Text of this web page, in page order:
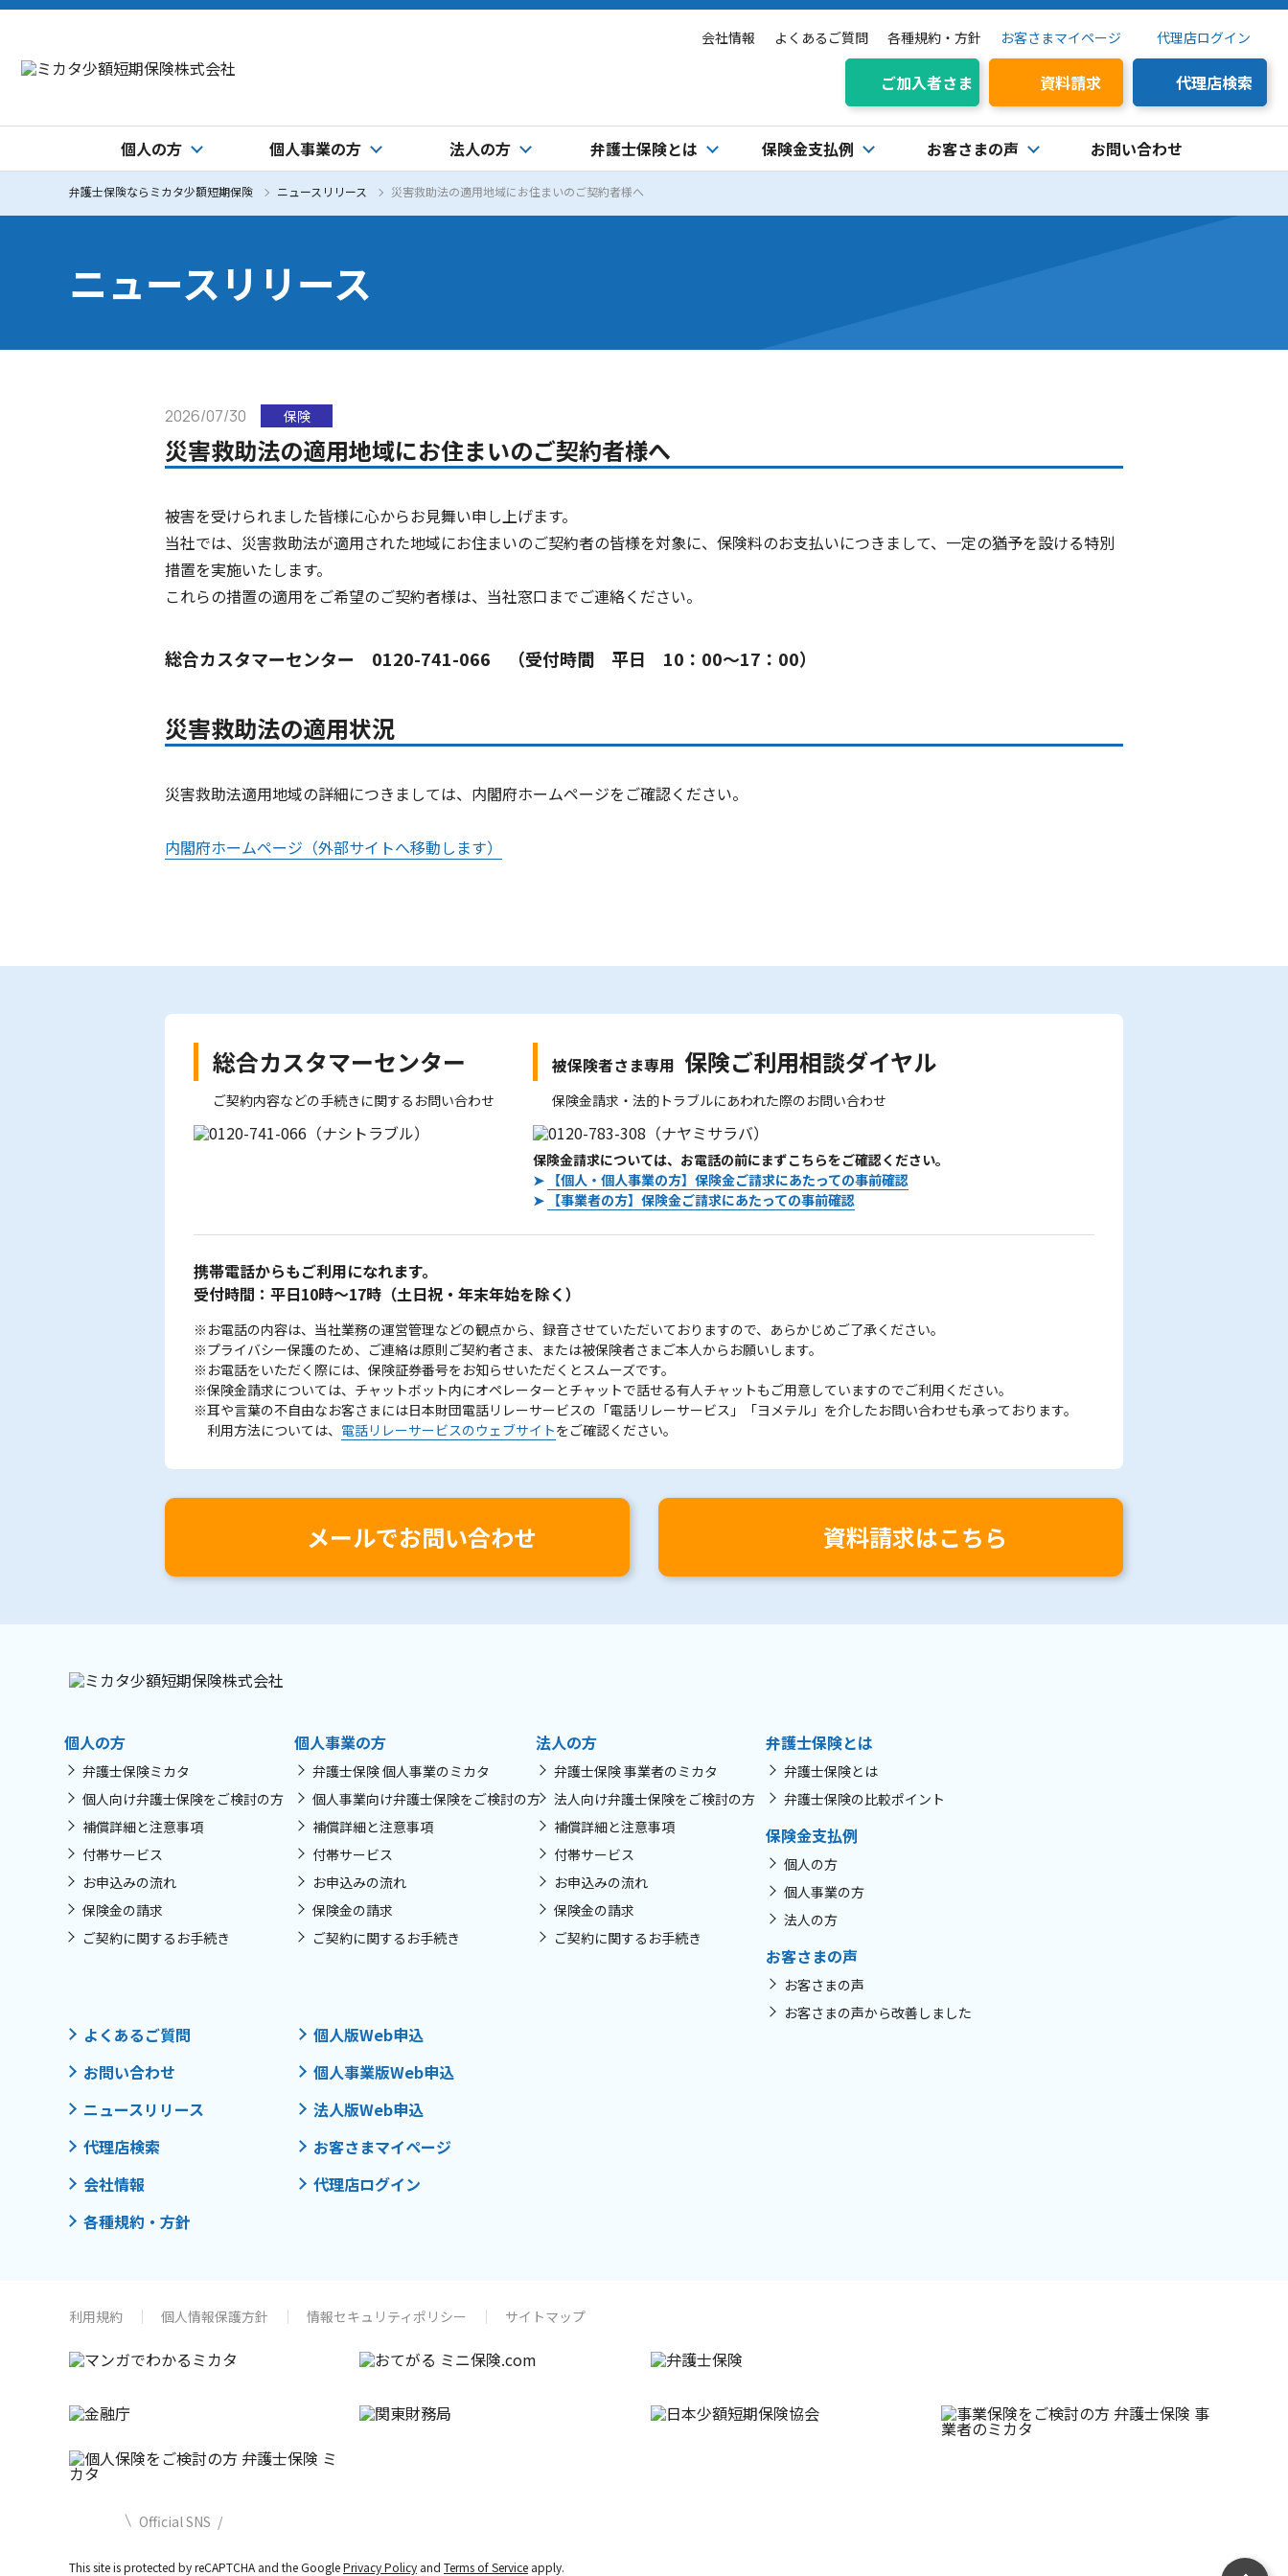
会社情報 よくあるご質問 各種規約・方針 お客さまマイページ 代理店ログイン
ご加入者さま 資料請求 代理店検索
個人の方 個人事業の方 法人の方 弁護士保険とは 保険金支払例 お客さまの声 お問い合わせ
弁護士保険ならミカタ少額短期保険 ニュースリリース 災害救助法の適用地域にお住まいのご契約者様へ
ニュースリリース
2026/07/30 保険
災害救助法の適用地域にお住まいのご契約者様へ
被害を受けられました皆様に心からお見舞い申し上げます。
当社では、災害救助法が適用された地域にお住まいのご契約者の皆様を対象に、保険料のお支払いにつきまして、一定の猶予を設ける特別
措置を実施いたします。
これらの措置の適用をご希望のご契約者様は、当社窓口までご連絡ください。
総合カスタマーセンター 0120-741-066 （受付時間 平日 10：00～17：00）
災害救助法の適用状況
災害救助法適用地域の詳細につきましては、内閣府ホームページをご確認ください。
内閣府ホームページ（外部サイトへ移動します）
総合カスタマーセンター
ご契約内容などの手続きに関するお問い合わせ
被保険者さま専用 保険ご利用相談ダイヤル
保険金請求・法的トラブルにあわれた際のお問い合わせ
保険金請求については、お電話の前にまずこちらをご確認ください。
➤ 【個人・個人事業の方】保険金ご請求にあたっての事前確認
➤ 【事業者の方】保険金ご請求にあたっての事前確認
携帯電話からもご利用になれます。
受付時間：平日10時～17時 （土日祝・年末年始を除く）
※お電話の内容は、当社業務の運営管理などの観点から、録音させていただいておりますので、あらかじめご了承ください。
※プライバシー保護のため、ご連絡は原則ご契約者さま、または被保険者さまご本人からお願いします。
※お電話をいただく際には、保険証券番号をお知らせいただくとスムーズです。
※保険金請求については、チャットボット内にオペレーターとチャットで話せる有人チャットもご用意していますのでご利用ください。
※耳や言葉の不自由なお客さまには日本財団電話リレーサービスの「電話リレーサービス」「ヨメテル」を介したお問い合わせも承っております。
利用方法については、 電話リレーサービスのウェブサイトをご確認ください。
メールでお問い合わせ 資料請求はこちら
個人の方
弁護士保険ミカタ
個人向け弁護士保険をご検討の方
補償詳細と注意事項
付帯サービス
お申込みの流れ
保険金の請求
ご契約に関するお手続き
個人事業の方
弁護士保険 個人事業のミカタ
個人事業向け弁護士保険をご検討の方
補償詳細と注意事項
付帯サービス
お申込みの流れ
保険金の請求
ご契約に関するお手続き
法人の方
弁護士保険 事業者のミカタ
法人向け弁護士保険をご検討の方
補償詳細と注意事項
付帯サービス
お申込みの流れ
保険金の請求
ご契約に関するお手続き
弁護士保険とは
弁護士保険とは
弁護士保険の比較ポイント
保険金支払例
個人の方
個人事業の方
法人の方
お客さまの声
お客さまの声
お客さまの声から改善しました
よくあるご質問
お問い合わせ
ニュースリリース
代理店検索
会社情報
各種規約・方針
個人版Web申込
個人事業版Web申込
法人版Web申込
お客さまマイページ
代理店ログイン
利用規約 個人情報保護方針 情報セキュリティポリシー サイトマップ
Official SNS
This site is protected by reCAPTCHA and the GooglePrivacy Policy and Terms of Service apply.